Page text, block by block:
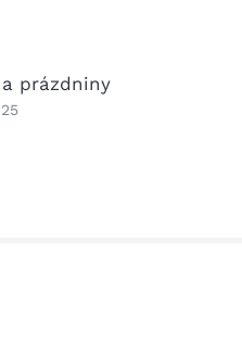
prázdniny